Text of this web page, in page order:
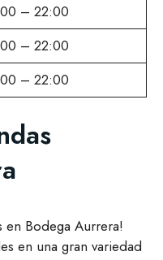
– 22:00
– 22:00
– 22:00
en Bodega Aurrera!
en una gran variedad